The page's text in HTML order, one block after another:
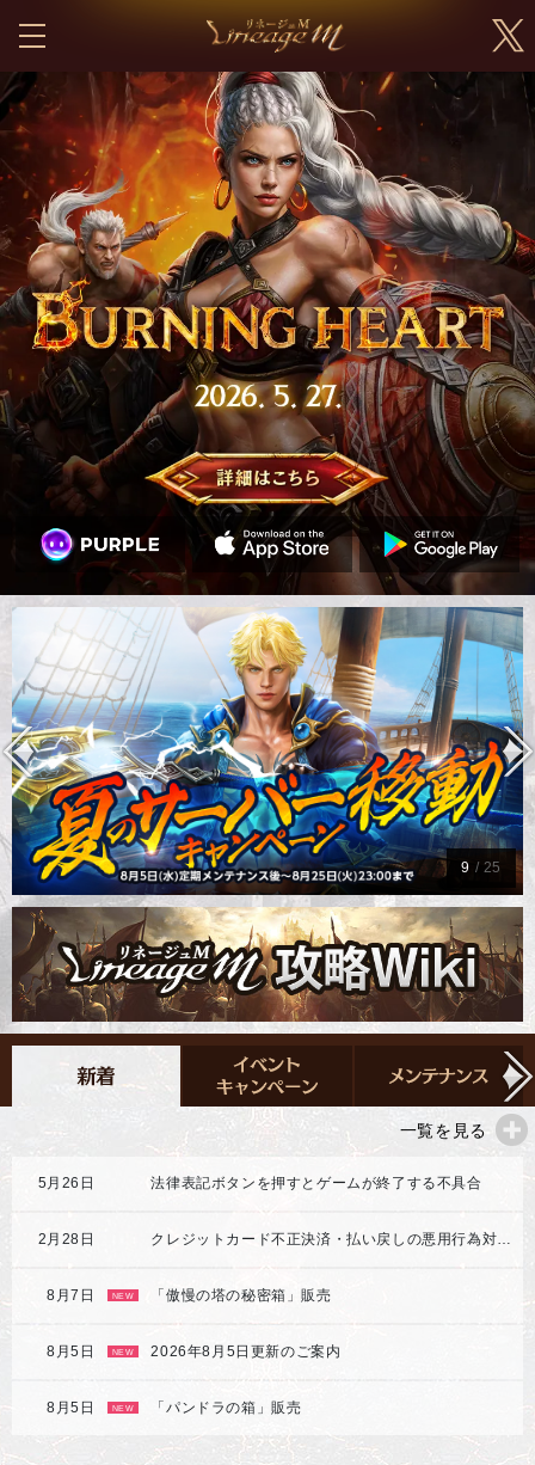
10 / 25
一覧を見る
5月26日 法律表記ボタンを押すとゲームが終了する不具合
2月28日
8月7日 NEW 「傲慢の塔の秘密箱」販売
8月5日 NEW 2026年8月5日更新のご案内
8月5日 NEW 「パンドラの箱」販売